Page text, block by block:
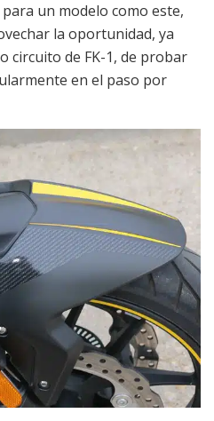
un modelo como este,
la oportunidad, ya
circuito de FK-1, de probar
en el paso por